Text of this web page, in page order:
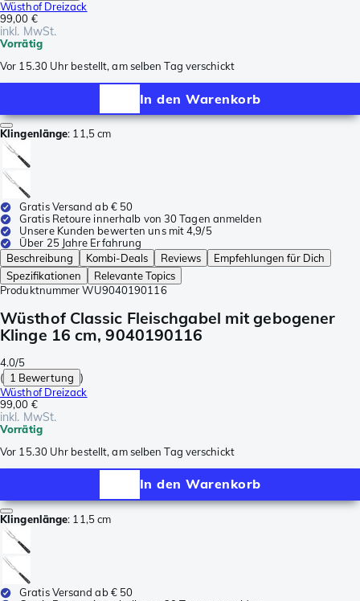
Wüsthof Dreizack
99,00 €
inkl. MwSt.
Vorrätig
Vor 15.30 Uhr bestellt, am selben Tag verschickt
In den Warenkorb
Klingenlänge: 11,5 cm
Gratis Versand ab € 50
Gratis Retoure innerhalb von 30 Tagen anmelden
Unsere Kunden bewerten uns mit 4,9/5
Über 25 Jahre Erfahrung
Beschreibung
Kombi-Deals Reviews
Empfehlungen für Dich
Spezifikationen
Relevante Topics
Produktnummer WU9040190116
Wüsthof Classic Fleischgabel mit gebogener
Klinge 16 cm, 9040190116
4.0/5
( 1 Bewertung )
Wüsthof Dreizack
99,00 €
inkl. MwSt.
Vorrätig
Vor 15.30 Uhr bestellt, am selben Tag verschickt
In den Warenkorb
Klingenlänge: 11,5 cm
Gratis Versand ab € 50